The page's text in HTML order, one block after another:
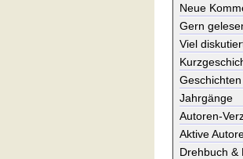
Neue
Gern
Viel
Jahrgänge
Autoren-
Aktive
Drehbuch &